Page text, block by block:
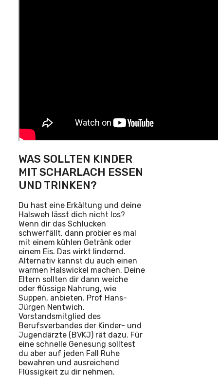
WAS SOLLTEN KINDER
MIT SCHARLACH ESSEN
UND TRINKEN?
Du hast eine Erkältung und deine
Halsweh lässt dich nicht los?
Wenn dir das Schlucken
schwerfällt, dann probier es mal
mit einem kühlen Getränk oder
einem Eis. Das wirkt lindernd.
Alternativ kannst du auch einen
warmen Halswickel machen. Deine
Eltern sollten dir dann weiche
oder flüssige Nahrung, wie
Suppen, anbieten. Prof Hans-
Jürgen Nentwich,
Vorstandsmitglied des
Berufsverbandes der Kinder- und
Jugendärzte (BVKJ) rät dazu. Für
eine schnelle Genesung solltest
du aber auf jeden Fall Ruhe
bewahren und ausreichend
Flüssigkeit zu dir nehmen.